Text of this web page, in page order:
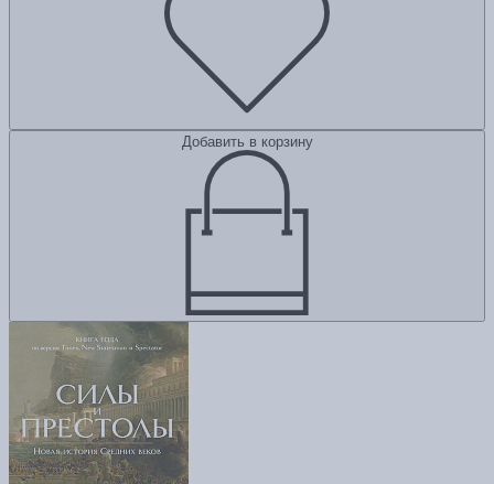
Добавить в корзину